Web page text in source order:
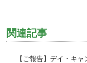
関連記事
【ご報告】デイ・キ